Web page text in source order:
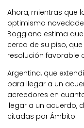
Ahora, mientras que
optimismo
Boggiano estima
cerca de su piso,
resolución favorable
Argentina, que
para llegar a un
acreedores en
llegar a un acuerdo,
citadas por Ámbito.